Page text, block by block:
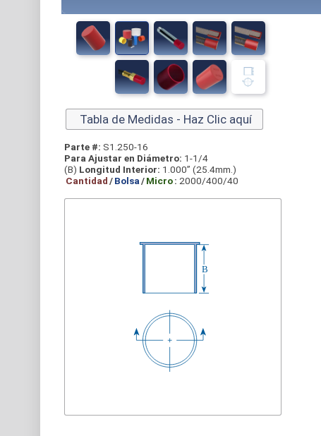
Tabla de Medidas - Haz Clic aquí
Parte #: S1.250-16
Para Ajustar en Diámetro: 1-1/4
(B) Longitud Interior: 1.000” (25.4mm.)
Cantidad/Bolsa/Micro: 2000/400/40